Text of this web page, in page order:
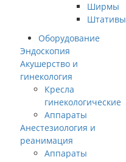
Ширмы
Штативы
Оборудование
Эндоскопия
Акушерство и
гинекология
Кресла
гинекологические
Аппараты
Анестезиология и
реанимация
Аппараты